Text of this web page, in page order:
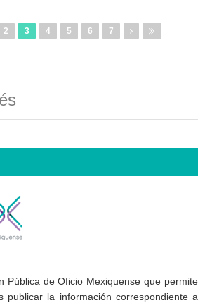
2 3 4 5 6 7
Pública de Oficio Mexiquense que permite
publicar la información correspondiente a